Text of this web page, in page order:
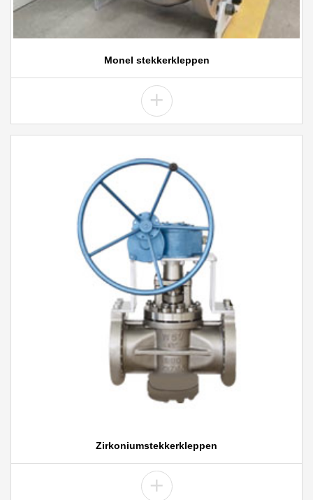
Monel stekkerkleppen
+
Zirkoniumstekkerkleppen
+